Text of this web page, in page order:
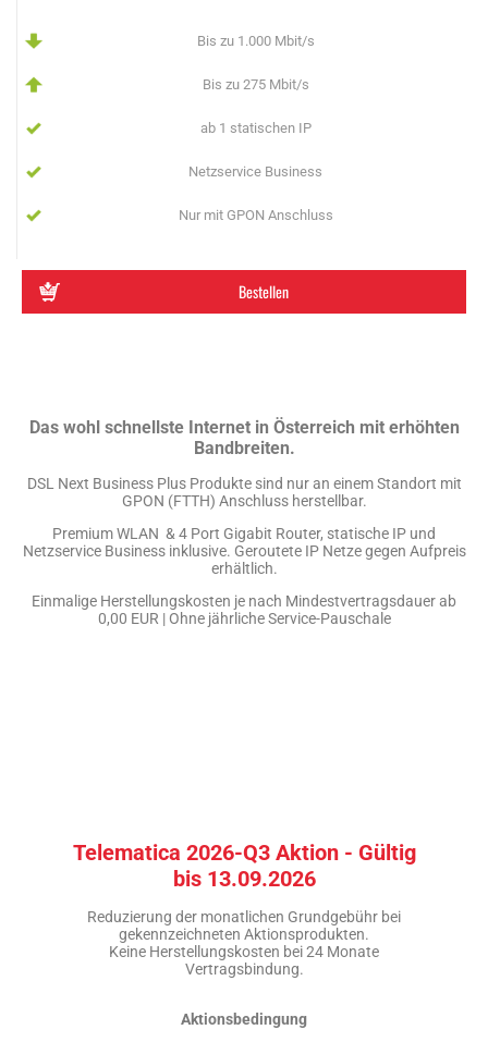
Bis zu 1.000 Mbit/s
Bis zu 275 Mbit/s
ab 1 statischen IP
Netzservice Business
Nur mit GPON Anschluss
Bestellen
Das wohl schnellste Internet in Österreich mit erhöhten
Bandbreiten.
DSL Next Business Plus Produkte sind nur an einem Standort mit
GPON (FTTH) Anschluss herstellbar.
Premium WLAN & 4 Port Gigabit Router, statische IP und
Netzservice Business inklusive. Geroutete IP Netze gegen Aufpreis
erhältlich.
Einmalige Herstellungskosten je nach Mindestvertragsdauer ab
0,00 EUR | Ohne jährliche Service-Pauschale
Telematica 2026-Q3 Aktion - Gültig
bis 13.09.2026
Reduzierung der monatlichen Grundgebühr bei
gekennzeichneten Aktionsprodukten.
Keine Herstellungskosten bei 24 Monate
Vertragsbindung.
Aktionsbedingung